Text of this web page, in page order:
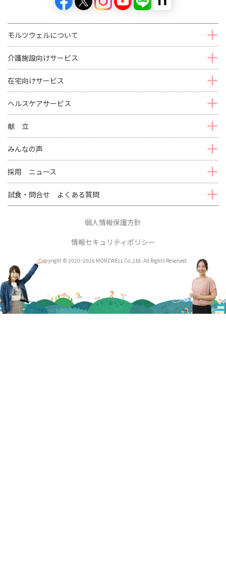
モルツウェルについて
介護施設向けサービス
在宅向けサービス
ヘルスケアサービス
献 立
みんなの声
採用 ニュース
試食・問合せ よくある質問
個人情報保護方針
情報セキュリティポリシー
Copyright © 2020–2026 MORZWELL Co.,Ltd. All Rights Reserved.